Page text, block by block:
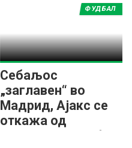
Себаљос
„заглавен“ во
Мадрид, Ајакс се
откажа од
неговиот трансфер
ФУДБАЛ